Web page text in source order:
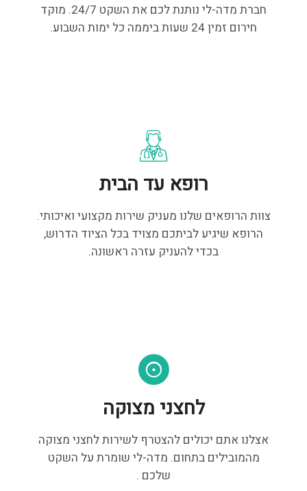
חברת מדה-לי נותנת לכם את השקט 24/7. מוקד
חירום זמין 24 שעות ביממה כל ימות השבוע.
רופא עד הבית
צוות הרופאים שלנו מעניק שירות מקצועי ואיכותי.
הרופא שיגיע לביתכם מצויד בכל הציוד הדרוש,
בכדי להעניק עזרה ראשונה.
לחצני מצוקה
אצלנו אתם יכולים להצטרף לשירות לחצני מצוקה
מהמובילים בתחום. מדה-לי שומרת על השקט
שלכם .